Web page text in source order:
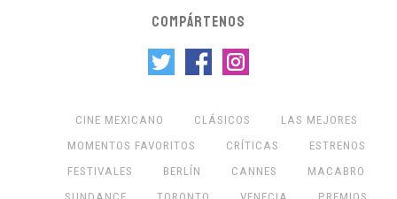
COMPÁRTENOS
CINE MEXICANO CLÁSICOS
LAS MEJORES
MOMENTOS FAVORITOS
CRÍTICAS
ESTRENOS
FESTIVALES
BERLÍN CANNES
MACABRO